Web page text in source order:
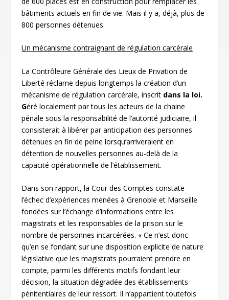
bâtiments actuels en fin de vie. Mais il y a, déjà, plus de
800 personnes détenues.
Un mécanisme contraignant de régulation carcérale
La Contrôleure Générale des Lieux de Privation de
Liberté réclame depuis longtemps la création d’un
mécanisme de régulation carcérale, inscrit dans la loi.
Géré localement par tous les acteurs de la chaine
pénale sous la responsabilité de l’autorité judiciaire, il
consisterait à libérer par anticipation des personnes
détenues en fin de peine lorsqu’arriveraient en
détention de nouvelles personnes au-delà de la
capacité opérationnelle de l’établissement.
Dans son rapport, la Cour des Comptes constate
l’échec d’expériences menées à Grenoble et Marseille
fondées sur l’échange d’informations entre les
magistrats et les responsables de la prison sur le
nombre de personnes incarcérées. « Ce n’est donc
qu’en se fondant sur une disposition explicite de nature
législative que les magistrats pourraient prendre en
compte, parmi les différents motifs fondant leur
décision, la situation dégradée des établissements
pénitentiaires de leur ressort. Il n’appartient toutefois